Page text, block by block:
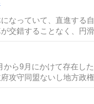
なっていて、直進する
交錯することなく、円
から9月にかけて存在し
攻守同盟ないし地方政